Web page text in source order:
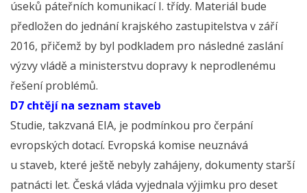
úseků páteřních komunikací I. třídy. Materiál bude
předložen do jednání krajského zastupitelstva v září
2016, přičemž by byl podkladem pro následné zaslání
výzvy vládě a ministerstvu dopravy k neprodlenému
řešení problémů.
D7 chtějí na seznam staveb
Studie, takzvaná EIA, je podmínkou pro čerpání
evropských dotací. Evropská komise neuznává
u staveb, které ještě nebyly zahájeny, dokumenty starší
patnácti let. Česká vláda vyjednala výjimku pro deset